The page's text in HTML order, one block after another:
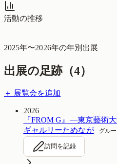
活動の推移
2025年〜2026年の年別出展
出展の足跡（4）
＋ 展覧会を追加
2026
『FROM G』—東京藝術
ギャルリーためなが
グル
訪問を記録